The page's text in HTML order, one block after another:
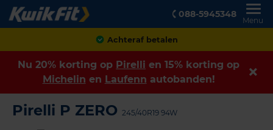
088-5945348
Menu
Achteraf betalen
Nu 20% korting op Pirelli en 15% korting op
Michelin en Laufenn autobanden!
Pirelli P ZERO 245/40R19 94W